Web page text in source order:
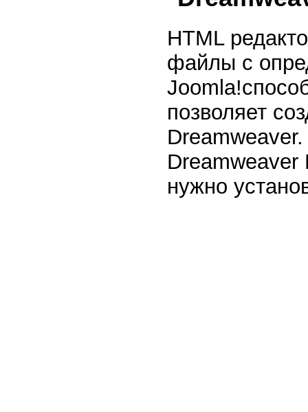
HTML
файлы с
позволяет
нужно